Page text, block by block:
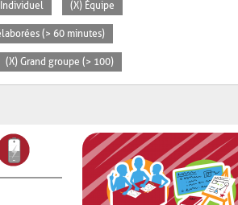
(X) Équipe
(> 60 minutes)
(X) Grand groupe (> 100)